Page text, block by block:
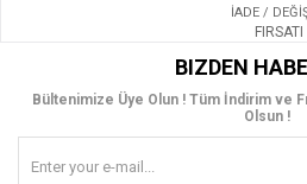
İADE /
FIRSATI
BIZDEN
Bültenimize Üye Olun ! Tüm İndirim ve
Olsun !